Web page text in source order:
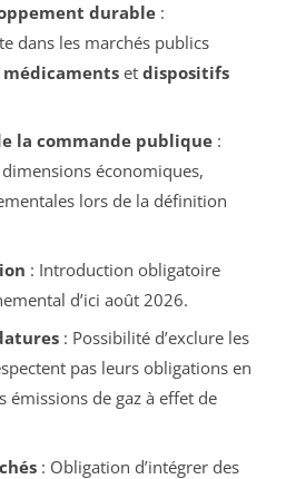
durable:
dans les marchés publics
médicamentset dispositifs
la commande publique:
économiques,
lors de la définition
: Introduction obligatoire
d’ici août 2026.
: Possibilité d’exclure les
pas leurs obligations en
émissions de gaz à effet de
: Obligation d’intégrer des